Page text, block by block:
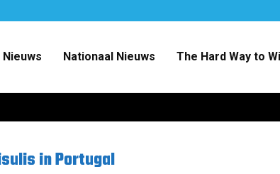
Nationaal Nieuws The Hard Way to
in Portugal